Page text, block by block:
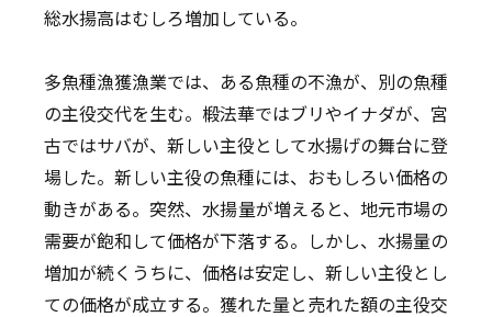
総水揚高はむしろ増加している。
多魚種漁獲漁業では、ある魚種の不漁が、別の魚種
の主役交代を生む。椴法華ではブリやイナダが、宮
古ではサバが、新しい主役として水揚げの舞台に登
場した。新しい主役の魚種には、おもしろい価格の
動きがある。突然、水揚量が増えると、地元市場の
需要が飽和して価格が下落する。しかし、水揚量の
増加が続くうちに、価格は安定し、新しい主役とし
ての価格が成立する。獲れた量と売れた額の主役交